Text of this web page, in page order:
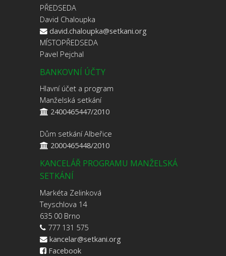
PŘEDSEDA
David Chaloupka
david.chaloupka@setkani.org
MÍSTOPŘEDSEDA
Pavel Pejchal
BANKOVNÍ ÚČTY
Hlavní účet a program
Manželská setkání
2400465447/2010
Dům setkání Albeřice
2000465448/2010
KANCELÁŘ PROGRAMU MANŽELSKÁ
SETKÁNÍ
Markéta Zelinková
Teyschlova 14
635 00 Brno
777 131 575
kancelar@setkani.org
Facebook